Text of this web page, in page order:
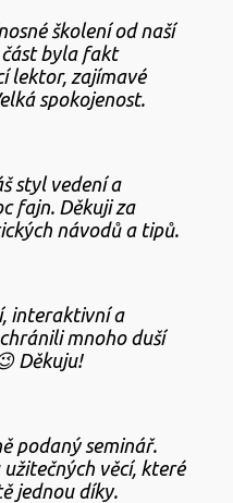
školení od naší
byla fakt
lektor, zajímavé
spokojenost.
styl vedení a
fajn. Děkuji za
návodů a tipů.
interaktivní a
mnoho duší
Děkuju!
podaný seminář.
užitečných věcí, které
jednou díky.